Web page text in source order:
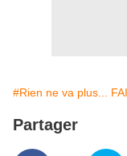
#Rien ne va plus...
Partager